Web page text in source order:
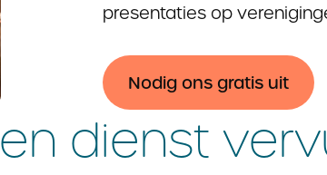
presentaties op
Nodig ons gratis uit
dienst